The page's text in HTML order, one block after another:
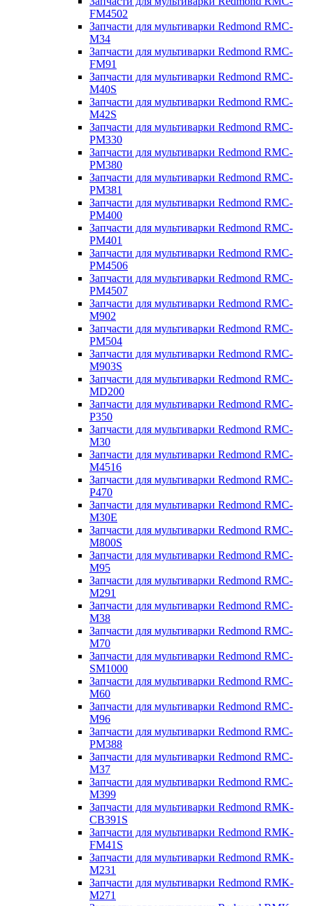
FM4502
Запчасти для мультиварки Redmond RMC-
M34
Запчасти для мультиварки Redmond RMC-
FM91
Запчасти для мультиварки Redmond RMC-
M40S
Запчасти для мультиварки Redmond RMC-
M42S
Запчасти для мультиварки Redmond RMC-
PM330
Запчасти для мультиварки Redmond RMC-
PM380
Запчасти для мультиварки Redmond RMC-
PM381
Запчасти для мультиварки Redmond RMC-
PM400
Запчасти для мультиварки Redmond RMC-
PM401
Запчасти для мультиварки Redmond RMC-
PM4506
Запчасти для мультиварки Redmond RMC-
PM4507
Запчасти для мультиварки Redmond RMC-
M902
Запчасти для мультиварки Redmond RMC-
PM504
Запчасти для мультиварки Redmond RMC-
M903S
Запчасти для мультиварки Redmond RMC-
MD200
Запчасти для мультиварки Redmond RMC-
P350
Запчасти для мультиварки Redmond RMC-
M30
Запчасти для мультиварки Redmond RMC-
M4516
Запчасти для мультиварки Redmond RMC-
P470
Запчасти для мультиварки Redmond RMC-
M30E
Запчасти для мультиварки Redmond RMC-
M800S
Запчасти для мультиварки Redmond RMC-
M95
Запчасти для мультиварки Redmond RMC-
M291
Запчасти для мультиварки Redmond RMC-
M38
Запчасти для мультиварки Redmond RMC-
M70
Запчасти для мультиварки Redmond RMC-
SM1000
Запчасти для мультиварки Redmond RMC-
M60
Запчасти для мультиварки Redmond RMC-
M96
Запчасти для мультиварки Redmond RMC-
PM388
Запчасти для мультиварки Redmond RMC-
M37
Запчасти для мультиварки Redmond RMC-
M399
Запчасти для мультиварки Redmond RMK-
CB391S
Запчасти для мультиварки Redmond RMK-
FM41S
Запчасти для мультиварки Redmond RMK-
M231
Запчасти для мультиварки Redmond RMK-
M271